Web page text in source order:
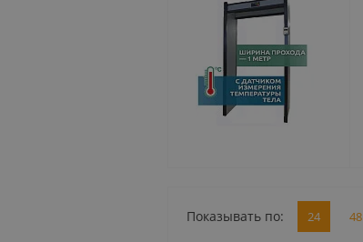
Показывать по: 24 48